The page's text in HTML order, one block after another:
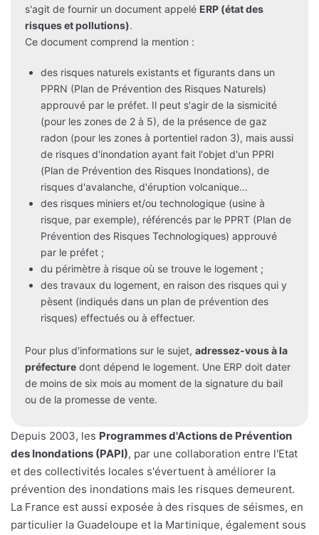
s'agit de fournir un document appelé ERP (état des
risques et pollutions).
Ce document comprend la mention :
des risques naturels existants et figurants dans un
PPRN (Plan de Prévention des Risques Naturels)
approuvé par le préfet. Il peut s'agir de la sismicité
(pour les zones de 2 à 5), de la présence de gaz
radon (pour les zones à portentiel radon 3), mais aussi
de risques d'inondation ayant fait l'objet d'un PPRI
(Plan de Prévention des Risques Inondations), de
risques d'avalanche, d'éruption volcanique...
des risques miniers et/ou technologique (usine à
risque, par exemple), référencés par le PPRT (Plan de
Prévention des Risques Technologiques) approuvé
par le préfet ;
du périmètre à risque où se trouve le logement ;
des travaux du logement, en raison des risques qui y
pèsent (indiqués dans un plan de prévention des
risques) effectués ou à effectuer.
Pour plus d'informations sur le sujet, adressez-vous à la
préfecture dont dépend le logement. Une ERP doit dater
de moins de six mois au moment de la signature du bail
ou de la promesse de vente.
Depuis 2003, les Programmes d'Actions de Prévention
des Inondations (PAPI), par une collaboration entre l'Etat
et des collectivités locales s'évertuent à améliorer la
prévention des inondations mais les risques demeurent.
La France est aussi exposée à des risques de séismes, en
particulier la Guadeloupe et la Martinique, également sous